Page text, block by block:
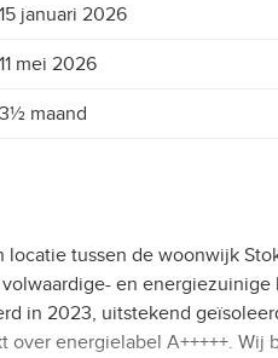
15 januari 2026
11 mei 2026
3½ maand
locatie tussen de woonwijk
en energiezuinige
in 2023, uitstekend
energielabel A+++++. Wij